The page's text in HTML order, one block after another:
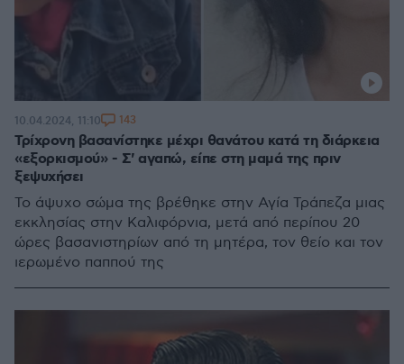
Τρίχρονη βασανίστηκε μέχρι θανάτου κατά τη διάρκεια
«εξορκισμού» - Σ' αγαπώ, είπε στη μαμά της πριν
ξεψυχήσει
Το άψυχο σώμα της βρέθηκε στην Αγία Τράπεζα μιας
εκκλησίας στην Καλιφόρνια, μετά από περίπου 20
ώρες βασανιστηρίων από τη μητέρα, τον θείο και τον
ιερωμένο παππού της
10.04.2024, 11:10 143